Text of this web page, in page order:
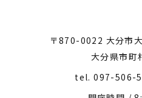
〒870-0022 大分市
大分県市町
tel.097-506-